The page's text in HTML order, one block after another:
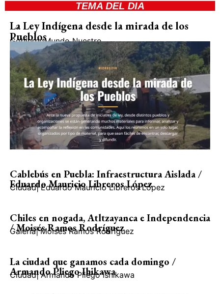
TEMA DEL DIA
La Ley Indígena desde la mirada de los
Pueblos
GobiernoMundo Nuestro
Cablebús en Puebla: Infraestructura Aislada /
Eduardo Mauricio Libreros López
Ciudad| Eduardo Mauricio Libreros López
Chiles en nogada, Atltzayanca e Independencia
/ Moisés Ramos Rodríguez
Galería| Moisés Ramos Rodríguez
La ciudad que ganamos cada domingo /
Armando Pliego Ihikawa
Ciudad| Armando Pliego Ishikawa